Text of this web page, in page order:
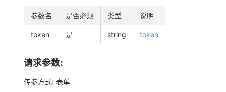
参数名 是否必须 类型 说明
token 是 string token
请求参数:
传参方式: 表单